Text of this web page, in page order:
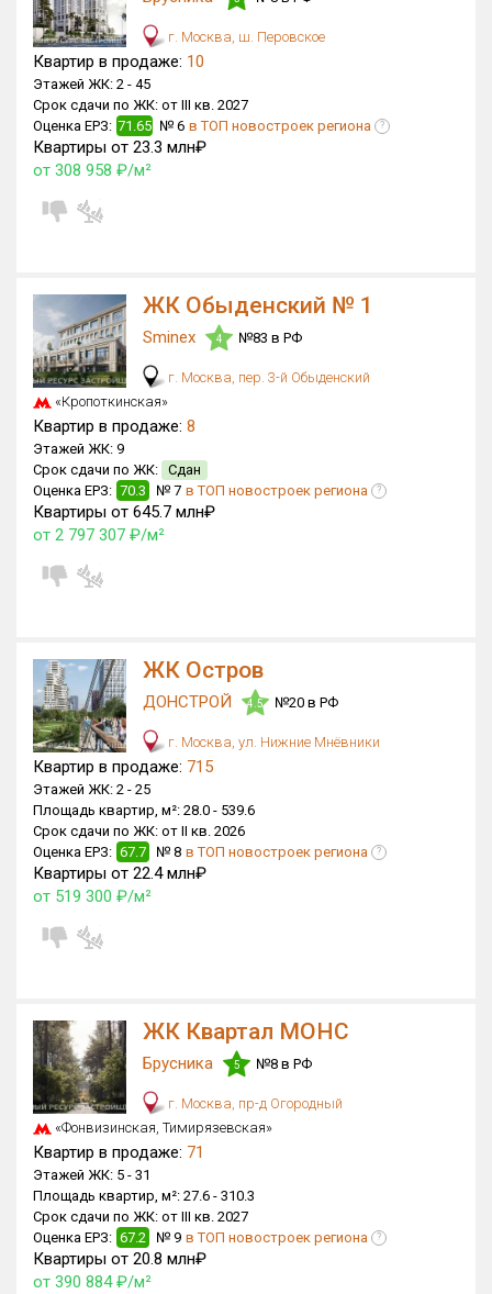
г. Москва, ш. Перовское
Квартир в продаже: 10
Этажей ЖК: 2 - 45
Срок сдачи по ЖК: от III кв. 2027
Оценка ЕРЗ: 71.65 № 6 в ТОП новостроек региона ?
Квартиры от 23.3 млн₽
от 308 958 ₽/м²
ЖК Обыденский № 1
Sminex 4 №83 в РФ
г. Москва, пер. 3-й Обыденский
«Кропоткинская»
Квартир в продаже: 8
Этажей ЖК: 9
Срок сдачи по ЖК: Сдан
Оценка ЕРЗ: 70.3 № 7 в ТОП новостроек региона ?
Квартиры от 645.7 млн₽
от 2 797 307 ₽/м²
ЖК Остров
ДОНСТРОЙ 4.5 №20 в РФ
г. Москва, ул. Нижние Мнёвники
Квартир в продаже: 715
Этажей ЖК: 2 - 25
Площадь квартир, м²: 28.0 - 539.6
Срок сдачи по ЖК: от II кв. 2026
Оценка ЕРЗ: 67.7 № 8 в ТОП новостроек региона ?
Квартиры от 22.4 млн₽
от 519 300 ₽/м²
ЖК Квартал МОНС
Брусника 5 №8 в РФ
г. Москва, пр-д Огородный
«Фонвизинская, Тимирязевская»
Квартир в продаже: 71
Этажей ЖК: 5 - 31
Площадь квартир, м²: 27.6 - 310.3
Срок сдачи по ЖК: от III кв. 2027
Оценка ЕРЗ: 67.2 № 9 в ТОП новостроек региона ?
Квартиры от 20.8 млн₽
от 390 884 ₽/м²